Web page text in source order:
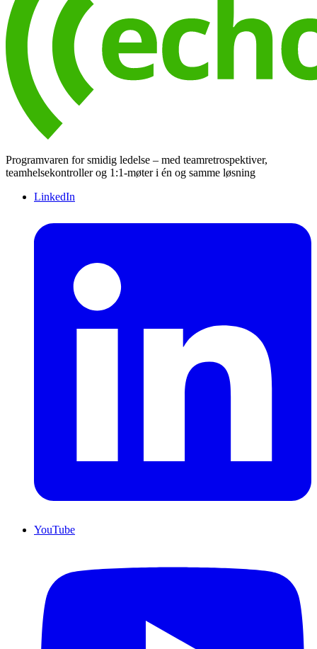
Programvaren for smidig ledelse – med teamretrospektiver,
teamhelsekontroller og 1:1-møter i én og samme løsning
LinkedIn
YouTube